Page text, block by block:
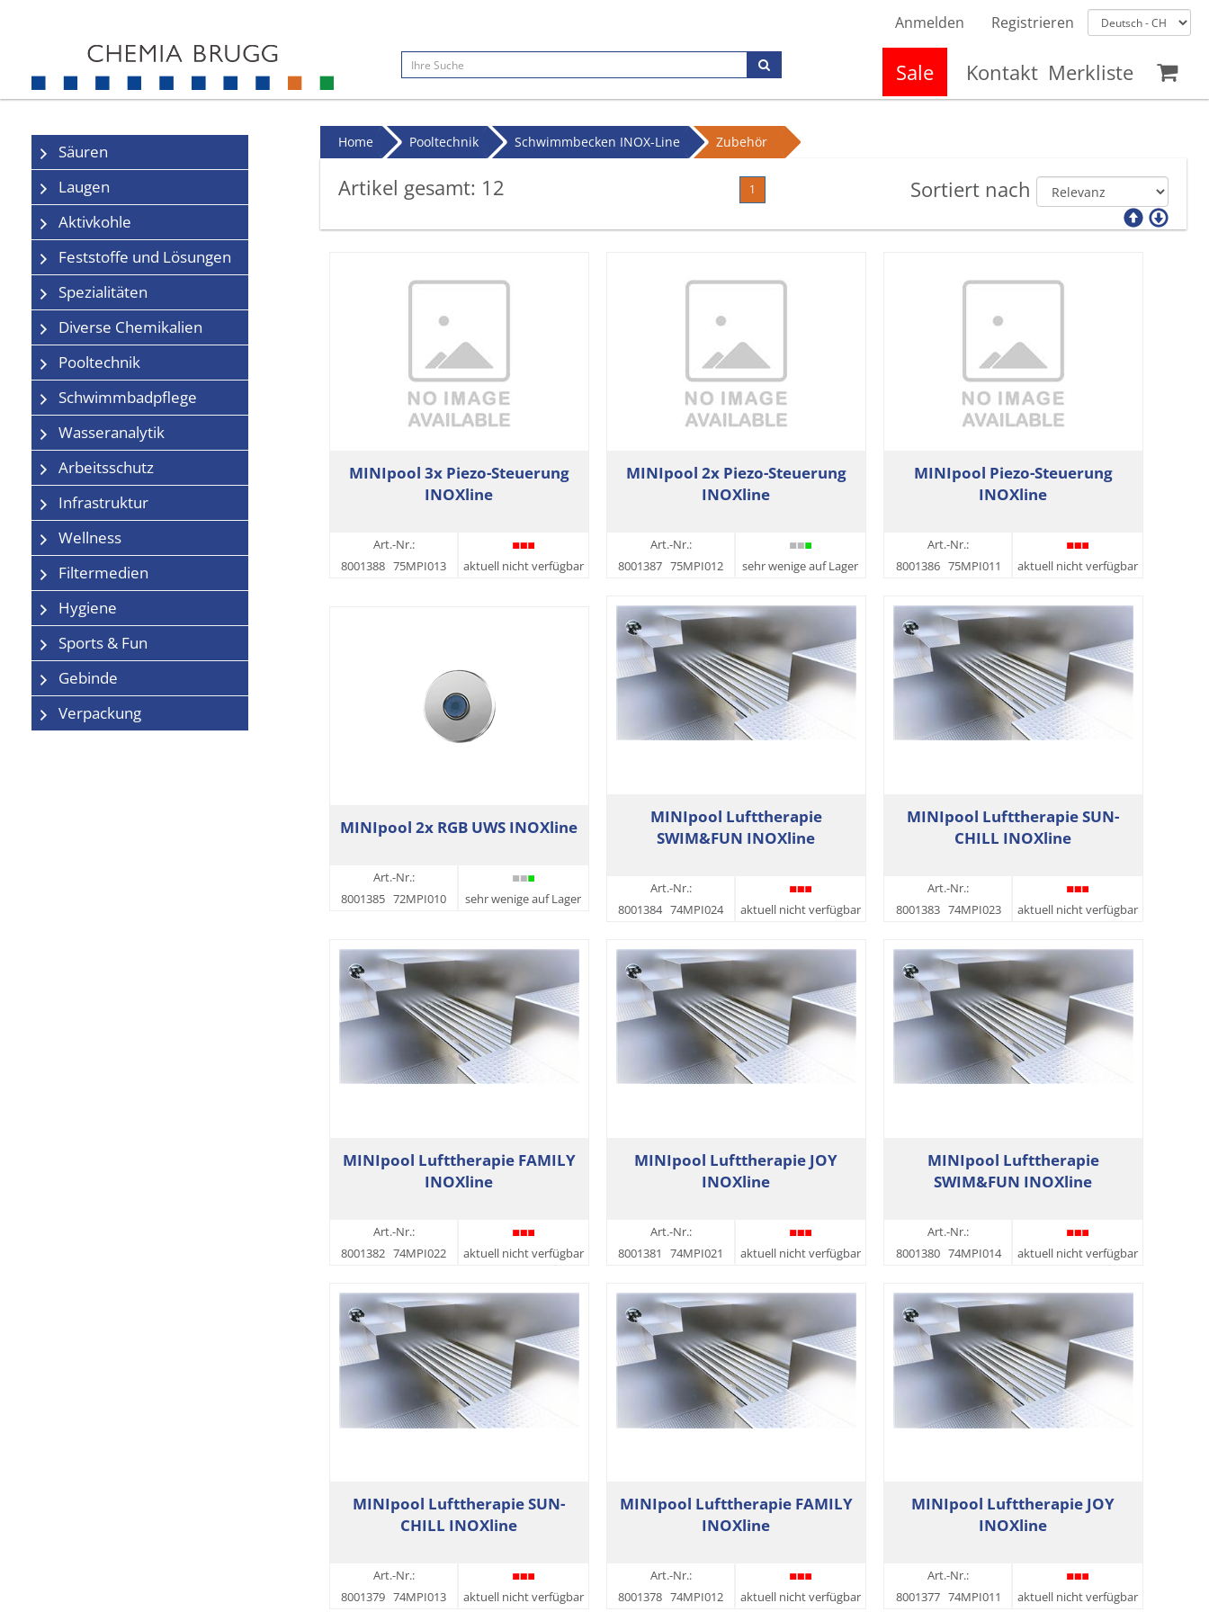
Anmelden Registrieren
Sale Kontakt Merkliste
Säuren
Laugen
Aktivkohle
Feststoffe und Lösungen
Spezialitäten
Diverse Chemikalien
Pooltechnik
Schwimmbadpflege
Wasseranalytik
Arbeitsschutz
Infrastruktur
Wellness
Filtermedien
Hygiene
Sports & Fun
Gebinde
Verpackung
Home Pooltechnik Schwimmbecken INOX-Line Zubehör
Artikel gesamt: 12 1 Sortiert nach
MINIpool 3x Piezo-Steuerung
INOXline
Art.-Nr.:
8001388 75MPI013 aktuell nicht verfügbar
MINIpool 2x Piezo-Steuerung
INOXline
Art.-Nr.:
8001387 75MPI012 sehr wenige auf Lager
MINIpool Piezo-Steuerung
INOXline
Art.-Nr.:
8001386 75MPI011 aktuell nicht verfügbar
MINIpool 2x RGB UWS INOXline
Art.-Nr.:
8001385 72MPI010 sehr wenige auf Lager
MINIpool Lufttherapie
SWIM&FUN INOXline
Art.-Nr.:
8001384 74MPI024 aktuell nicht verfügbar
MINIpool Lufttherapie SUN-
CHILL INOXline
Art.-Nr.:
8001383 74MPI023 aktuell nicht verfügbar
MINIpool Lufttherapie FAMILY
INOXline
Art.-Nr.:
8001382 74MPI022 aktuell nicht verfügbar
MINIpool Lufttherapie JOY
INOXline
Art.-Nr.:
8001381
74MPI021 aktuell nicht verfügbar
MINIpool Lufttherapie
SWIM&FUN INOXline
Art.-Nr.:
8001380 74MPI014 aktuell nicht verfügbar
MINIpool Lufttherapie SUN-
CHILL INOXline
Art.-Nr.:
8001379 74MPI013 aktuell nicht verfügbar
MINIpool Lufttherapie FAMILY
INOXline
Art.-Nr.:
8001378 74MPI012 aktuell nicht verfügbar
MINIpool Lufttherapie JOY
INOXline
Art.-Nr.:
8001377 74MPI011 aktuell nicht verfügbar